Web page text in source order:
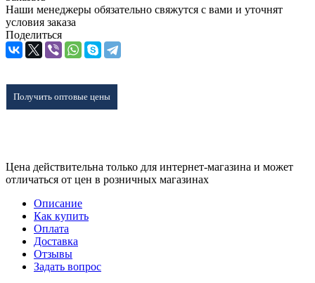
Наши менеджеры обязательно свяжутся с вами и уточнят
условия заказа
Поделиться
Получить оптовые цены
Цена действительна только для интернет-магазина и может
отличаться от цен в розничных магазинах
Описание
Как купить
Оплата
Доставка
Отзывы
Задать вопрос